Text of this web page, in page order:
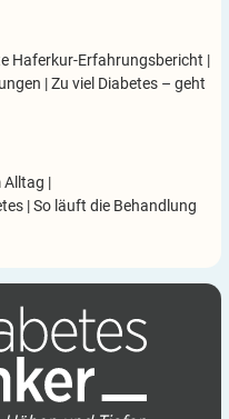
Haferkur-Erfahrungsbericht |
|Zu viel Diabetes – geht
Alltag |
|So läuft die Behandlung